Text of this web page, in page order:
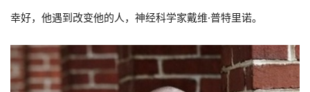
幸好，他遇到改变他的人，神经科学家戴维·普特里诺。